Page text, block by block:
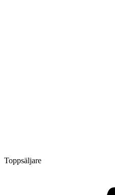
Toppsäljare